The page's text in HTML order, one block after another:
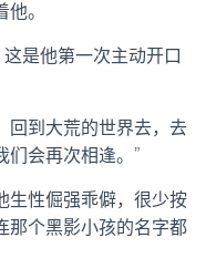
。
是他第一次主动开口
回到大荒的世界去，去
们会再次相逢。”
生性倔强乖僻，很少按
那个黑影小孩的名字都